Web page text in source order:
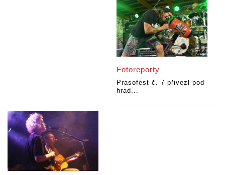
Fotoreporty
Prasofest č. 7 přivezl pod
hrad...